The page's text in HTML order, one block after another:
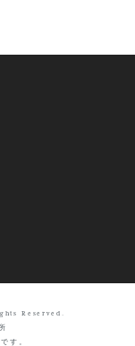
Reserved.
す。